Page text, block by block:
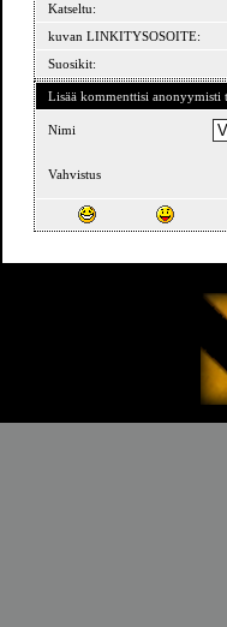
Katseltu:
kuvan LINKITYSOSOITE:
Suosikit:
Lisää kommenttisi
Nimi
Vahvistus